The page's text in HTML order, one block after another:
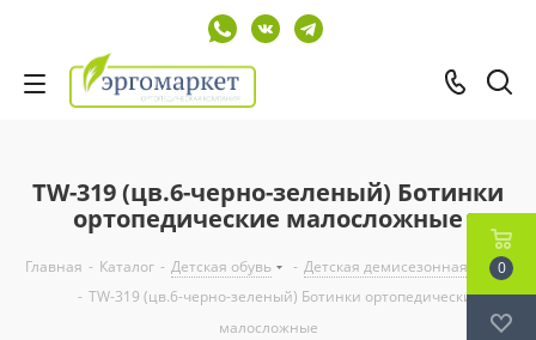
TW-319 (цв.6-черно-зеленый) Ботинки
ортопедические малосложные
Главная - Каталог - Детская обувь - Детская демисезонная обувь
- TW-319 (цв.6-черно-зеленый) Ботинки ортопедические
малосложные
0